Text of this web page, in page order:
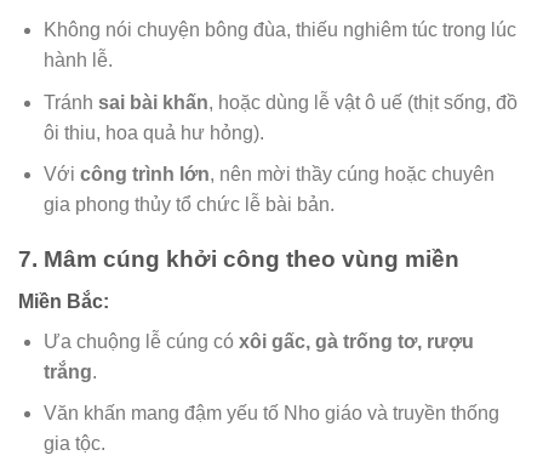
Không nói chuyện bông đùa, thiếu nghiêm túc trong lúc
hành lễ.
Tránh sai bài khấn, hoặc dùng lễ vật ô uế (thịt sống, đồ
ôi thiu, hoa quả hư hỏng).
Với công trình lớn, nên mời thầy cúng hoặc chuyên
gia phong thủy tổ chức lễ bài bản.
7. Mâm cúng khởi công theo vùng miền
Miền Bắc:
Ưa chuộng lễ cúng có xôi gấc, gà trống tơ, rượu
trắng.
Văn khấn mang đậm yếu tố Nho giáo và truyền thống
gia tộc.